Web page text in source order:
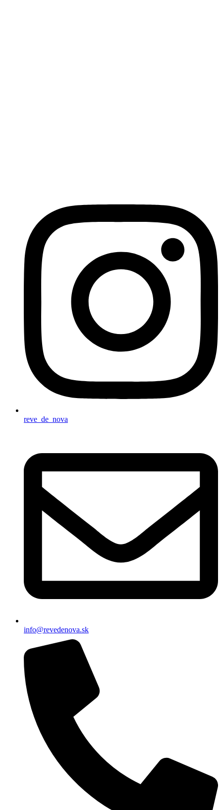
reve_de_nova
info@revedenova.sk